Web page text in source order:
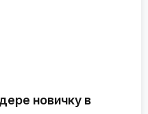
новичку в